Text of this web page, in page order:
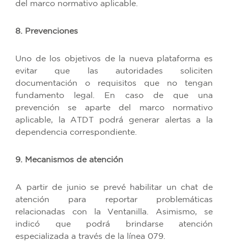
del marco normativo aplicable.
8. Prevenciones
Uno de los objetivos de la nueva plataforma es
evitar que las autoridades soliciten
documentación o requisitos que no tengan
fundamento legal. En caso de que una
prevención se aparte del marco normativo
aplicable, la ATDT podrá generar alertas a la
dependencia correspondiente.
9. Mecanismos de atención
A partir de junio se prevé habilitar un chat de
atención para reportar problemáticas
relacionadas con la Ventanilla. Asimismo, se
indicó que podrá brindarse atención
especializada a través de la línea 079.